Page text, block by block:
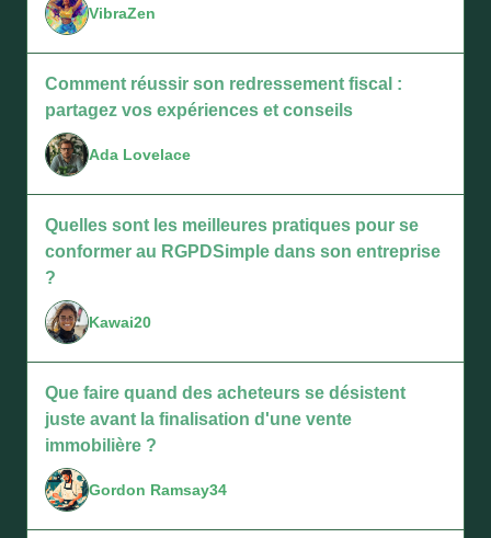
VibraZen
Comment réussir son redressement fiscal :
partagez vos expériences et conseils
Ada Lovelace
Quelles sont les meilleures pratiques pour se
conformer au RGPDSimple dans son entreprise
?
Kawai20
Que faire quand des acheteurs se désistent
juste avant la finalisation d'une vente
immobilière ?
Gordon Ramsay34